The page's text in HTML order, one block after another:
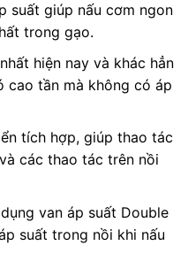
suất giúp nấu cơm ngon
trong gạo.
hiện nay và khác hẳn
cao tần mà không có áp
tích hợp, giúp thao tác
các thao tác trên nồi
van áp suất Double
suất trong nồi khi nấu